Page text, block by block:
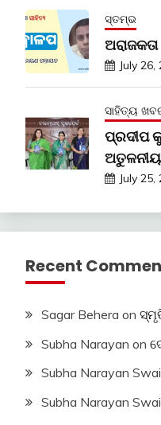
ସ୍ତମ୍ଭ
ଅରାଜକତା
July 26,
ସାହିତ୍ୟ
ପ୍ରଦୀପ
July 25,
Recent
Sagar Behera on
Subha Narayan on
Subha Narayan
Subha Narayan